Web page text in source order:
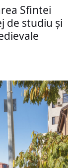
Sfintei
de studiu și